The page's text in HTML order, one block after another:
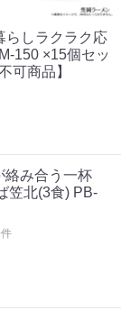
しラクラク応
150 ×15個セッ
可商品】
絡み合う一杯
笠北(3食) PB-